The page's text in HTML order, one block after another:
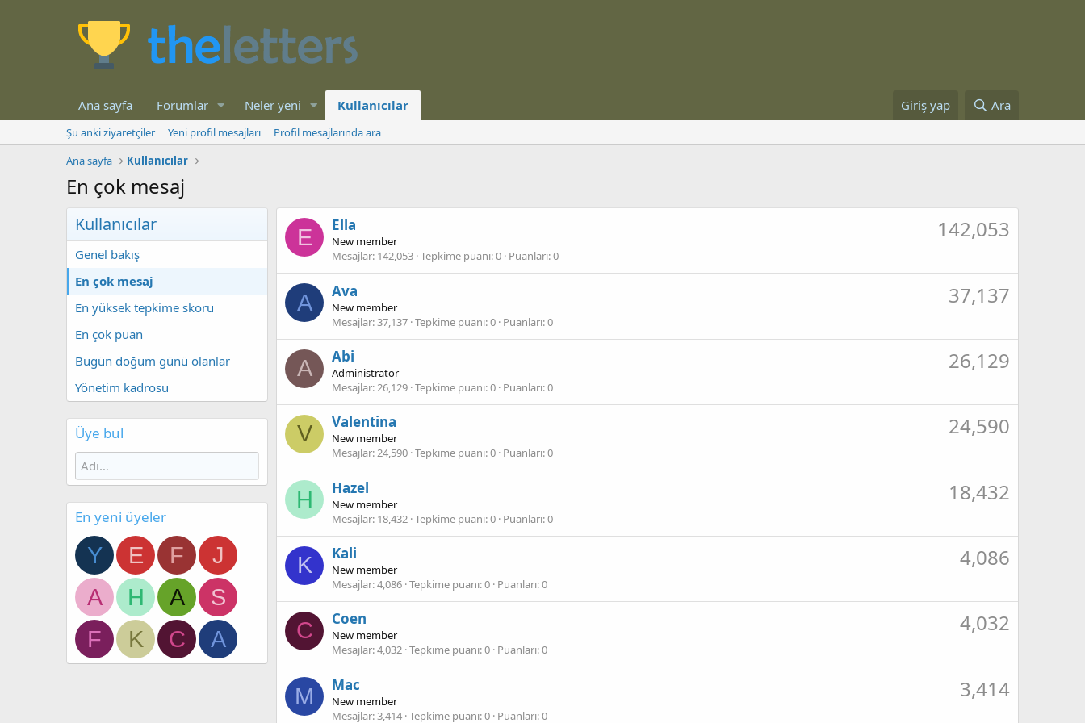
Ana sayfa Forumlar Neler yeni Kullanıcılar Giriş yap Ara
Şu anki ziyaretçiler Yeni profil mesajları
Profil mesajlarında ara
Ana sayfa
Kullanıcılar
En çok mesaj
Kullanıcılar
Genel bakış
En çok mesaj
En yüksek tepkime skoru
En çok puan
Bugün doğum günü olanlar
Yönetim kadrosu
Üye bul
En yeni üyeler
Y E F
J
A
H A
S
F
K C A
E 142,053
Ella
New member
Mesajlar 142,053 Tepkime puanı 0 Puanları 0
A 37,137
Ava
New member
Mesajlar 37,137 Tepkime puanı 0 Puanları 0
A 26,129
Abi
Administrator
Mesajlar 26,129 Tepkime puanı 0 Puanları 0
V 24,590
Valentina
New member
Mesajlar 24,590 Tepkime puanı 0 Puanları 0
H 18,432
Hazel
New member
Mesajlar 18,432 Tepkime puanı 0 Puanları 0
K 4,086
Kali
New member
Mesajlar 4,086 Tepkime puanı 0 Puanları 0
C 4,032
Coen
New member
Mesajlar 4,032 Tepkime puanı 0 Puanları 0
M 3,414
Mac
New member
Mesajlar 3,414 Tepkime puanı 0 Puanları 0